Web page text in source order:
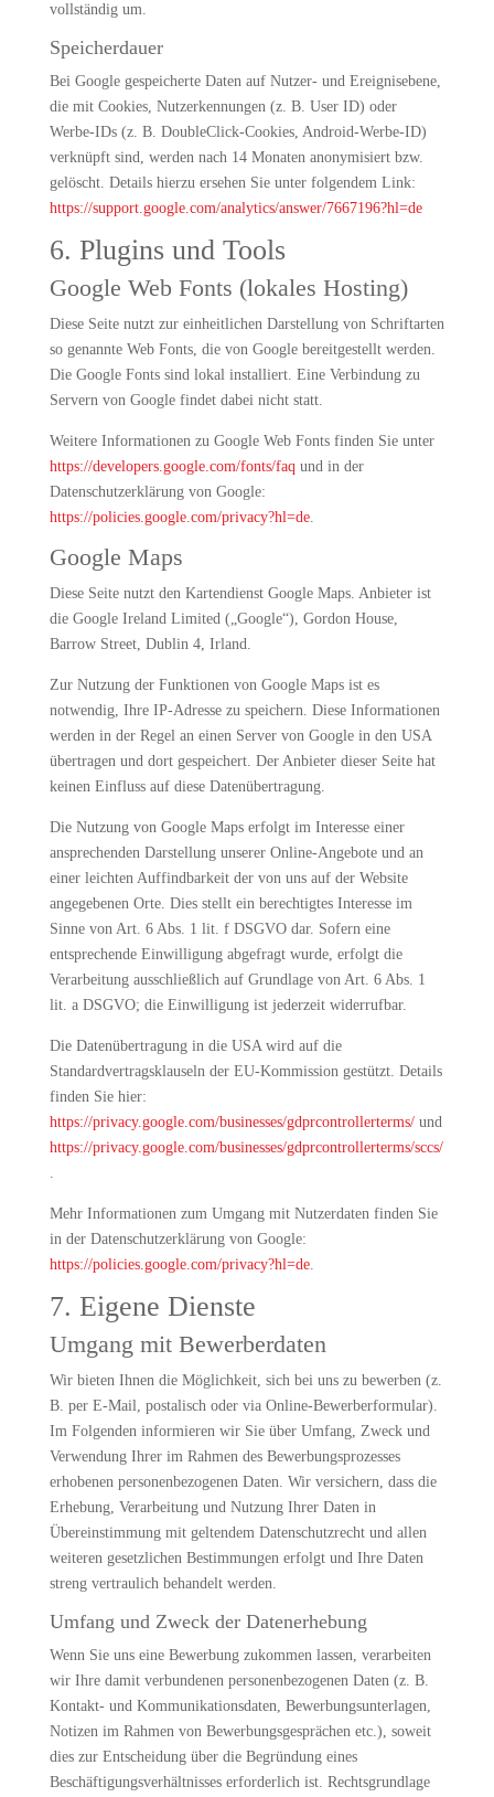
vollständig um.
Speicherdauer
Bei Google gespeicherte Daten auf Nutzer- und Ereignisebene,
die mit Cookies, Nutzerkennungen (z. B. User ID) oder
Werbe-IDs (z. B. DoubleClick-Cookies, Android-Werbe-ID)
verknüpft sind, werden nach 14 Monaten anonymisiert bzw.
gelöscht. Details hierzu ersehen Sie unter folgendem Link:
https://support.google.com/analytics/answer/7667196?hl=de
6. Plugins und Tools
Google Web Fonts (lokales Hosting)
Diese Seite nutzt zur einheitlichen Darstellung von Schriftarten
so genannte Web Fonts, die von Google bereitgestellt werden.
Die Google Fonts sind lokal installiert. Eine Verbindung zu
Servern von Google findet dabei nicht statt.
Weitere Informationen zu Google Web Fonts finden Sie unter
https://developers.google.com/fonts/faq und in der
Datenschutzerklärung von Google:
https://policies.google.com/privacy?hl=de.
Google Maps
Diese Seite nutzt den Kartendienst Google Maps. Anbieter ist
die Google Ireland Limited („Google“), Gordon House,
Barrow Street, Dublin 4, Irland.
Zur Nutzung der Funktionen von Google Maps ist es
notwendig, Ihre IP-Adresse zu speichern. Diese Informationen
werden in der Regel an einen Server von Google in den USA
übertragen und dort gespeichert. Der Anbieter dieser Seite hat
keinen Einfluss auf diese Datenübertragung.
Die Nutzung von Google Maps erfolgt im Interesse einer
ansprechenden Darstellung unserer Online-Angebote und an
einer leichten Auffindbarkeit der von uns auf der Website
angegebenen Orte. Dies stellt ein berechtigtes Interesse im
Sinne von Art. 6 Abs. 1 lit. f DSGVO dar. Sofern eine
entsprechende Einwilligung abgefragt wurde, erfolgt die
Verarbeitung ausschließlich auf Grundlage von Art. 6 Abs. 1
lit. a DSGVO; die Einwilligung ist jederzeit widerrufbar.
Die Datenübertragung in die USA wird auf die
Standardvertragsklauseln der EU-Kommission gestützt. Details
finden Sie hier:
https://privacy.google.com/businesses/gdprcontrollerterms/und
https://privacy.google.com/businesses/gdprcontrollerterms/sccs/
.
Mehr Informationen zum Umgang mit Nutzerdaten finden Sie
in der Datenschutzerklärung von Google:
https://policies.google.com/privacy?hl=de.
7. Eigene Dienste
Umgang mit Bewerberdaten
Wir bieten Ihnen die Möglichkeit, sich bei uns zu bewerben (z.
B. per E-Mail, postalisch oder via Online-Bewerberformular).
Im Folgenden informieren wir Sie über Umfang, Zweck und
Verwendung Ihrer im Rahmen des Bewerbungsprozesses
erhobenen personenbezogenen Daten. Wir versichern, dass die
Erhebung, Verarbeitung und Nutzung Ihrer Daten in
Übereinstimmung mit geltendem Datenschutzrecht und allen
weiteren gesetzlichen Bestimmungen erfolgt und Ihre Daten
streng vertraulich behandelt werden.
Umfang und Zweck der Datenerhebung
Wenn Sie uns eine Bewerbung zukommen lassen, verarbeiten
wir Ihre damit verbundenen personenbezogenen Daten (z. B.
Kontakt- und Kommunikationsdaten, Bewerbungsunterlagen,
Notizen im Rahmen von Bewerbungsgesprächen etc.), soweit
dies zur Entscheidung über die Begründung eines
Beschäftigungsverhältnisses erforderlich ist. Rechtsgrundlage